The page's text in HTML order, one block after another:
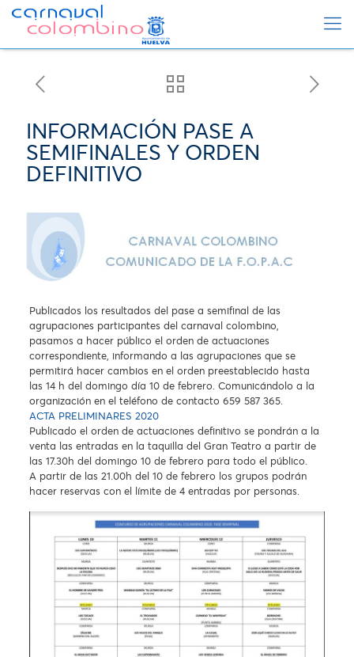
INFORMACIÓN PASE A
SEMIFINALES Y ORDEN
DEFINITIVO
Publicados los resultados del pase a semifinal de las
agrupaciones participantes del carnaval colombino,
pasamos a hacer público el orden de actuaciones
correspondiente, informando a las agrupaciones que se
permitirá hacer cambios en el orden preestablecido hasta
las 14 h del domingo día 10 de febrero. Comunicándolo a la
organización en el teléfono de contacto 659 587 365.
ACTA PRELIMINARES 2020
Publicado el orden de actuaciones definitivo se pondrán a la
venta las entradas en la taquilla del Gran Teatro a partir de
las 17.30h del domingo 10 de febrero para todo el público.
A partir de las 21.00h del 10 de febrero los grupos podrán
hacer reservas con el límite de 4 entradas por personas.